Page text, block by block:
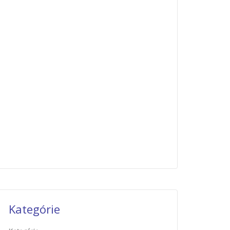
Kategórie